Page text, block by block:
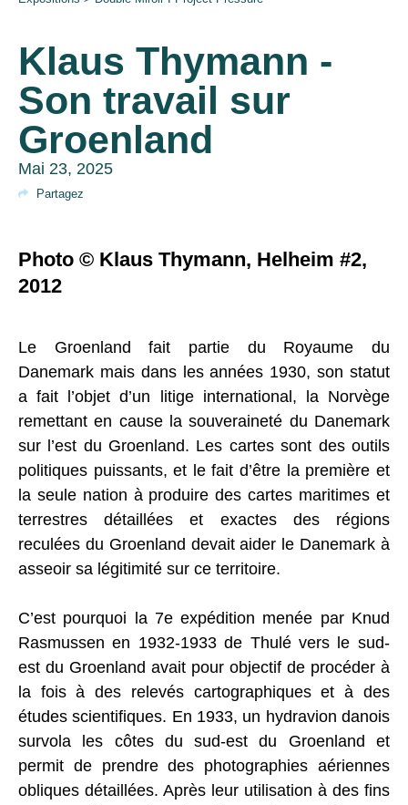
Klaus Thymann -
Son travail sur
Groenland
Mai 23, 2025
Partagez
Photo © Klaus Thymann, Helheim #2,
2012
Le Groenland fait partie du Royaume du
Danemark mais dans les années 1930, son statut
a fait l’objet d’un litige international, la Norvège
remettant en cause la souveraineté du Danemark
sur l’est du Groenland. Les cartes sont des outils
politiques puissants, et le fait d’être la première et
la seule nation à produire des cartes maritimes et
terrestres détaillées et exactes des régions
reculées du Groenland devait aider le Danemark à
asseoir sa légitimité sur ce territoire.
C’est pourquoi la 7e expédition menée par Knud
Rasmussen en 1932-1933 de Thulé vers le sud-
est du Groenland avait pour objectif de procéder à
la fois à des relevés cartographiques et à des
études scientifiques. En 1933, un hydravion danois
survola les côtes du sud-est du Groenland et
permit de prendre des photographies aériennes
obliques détaillées. Après leur utilisation à des fins